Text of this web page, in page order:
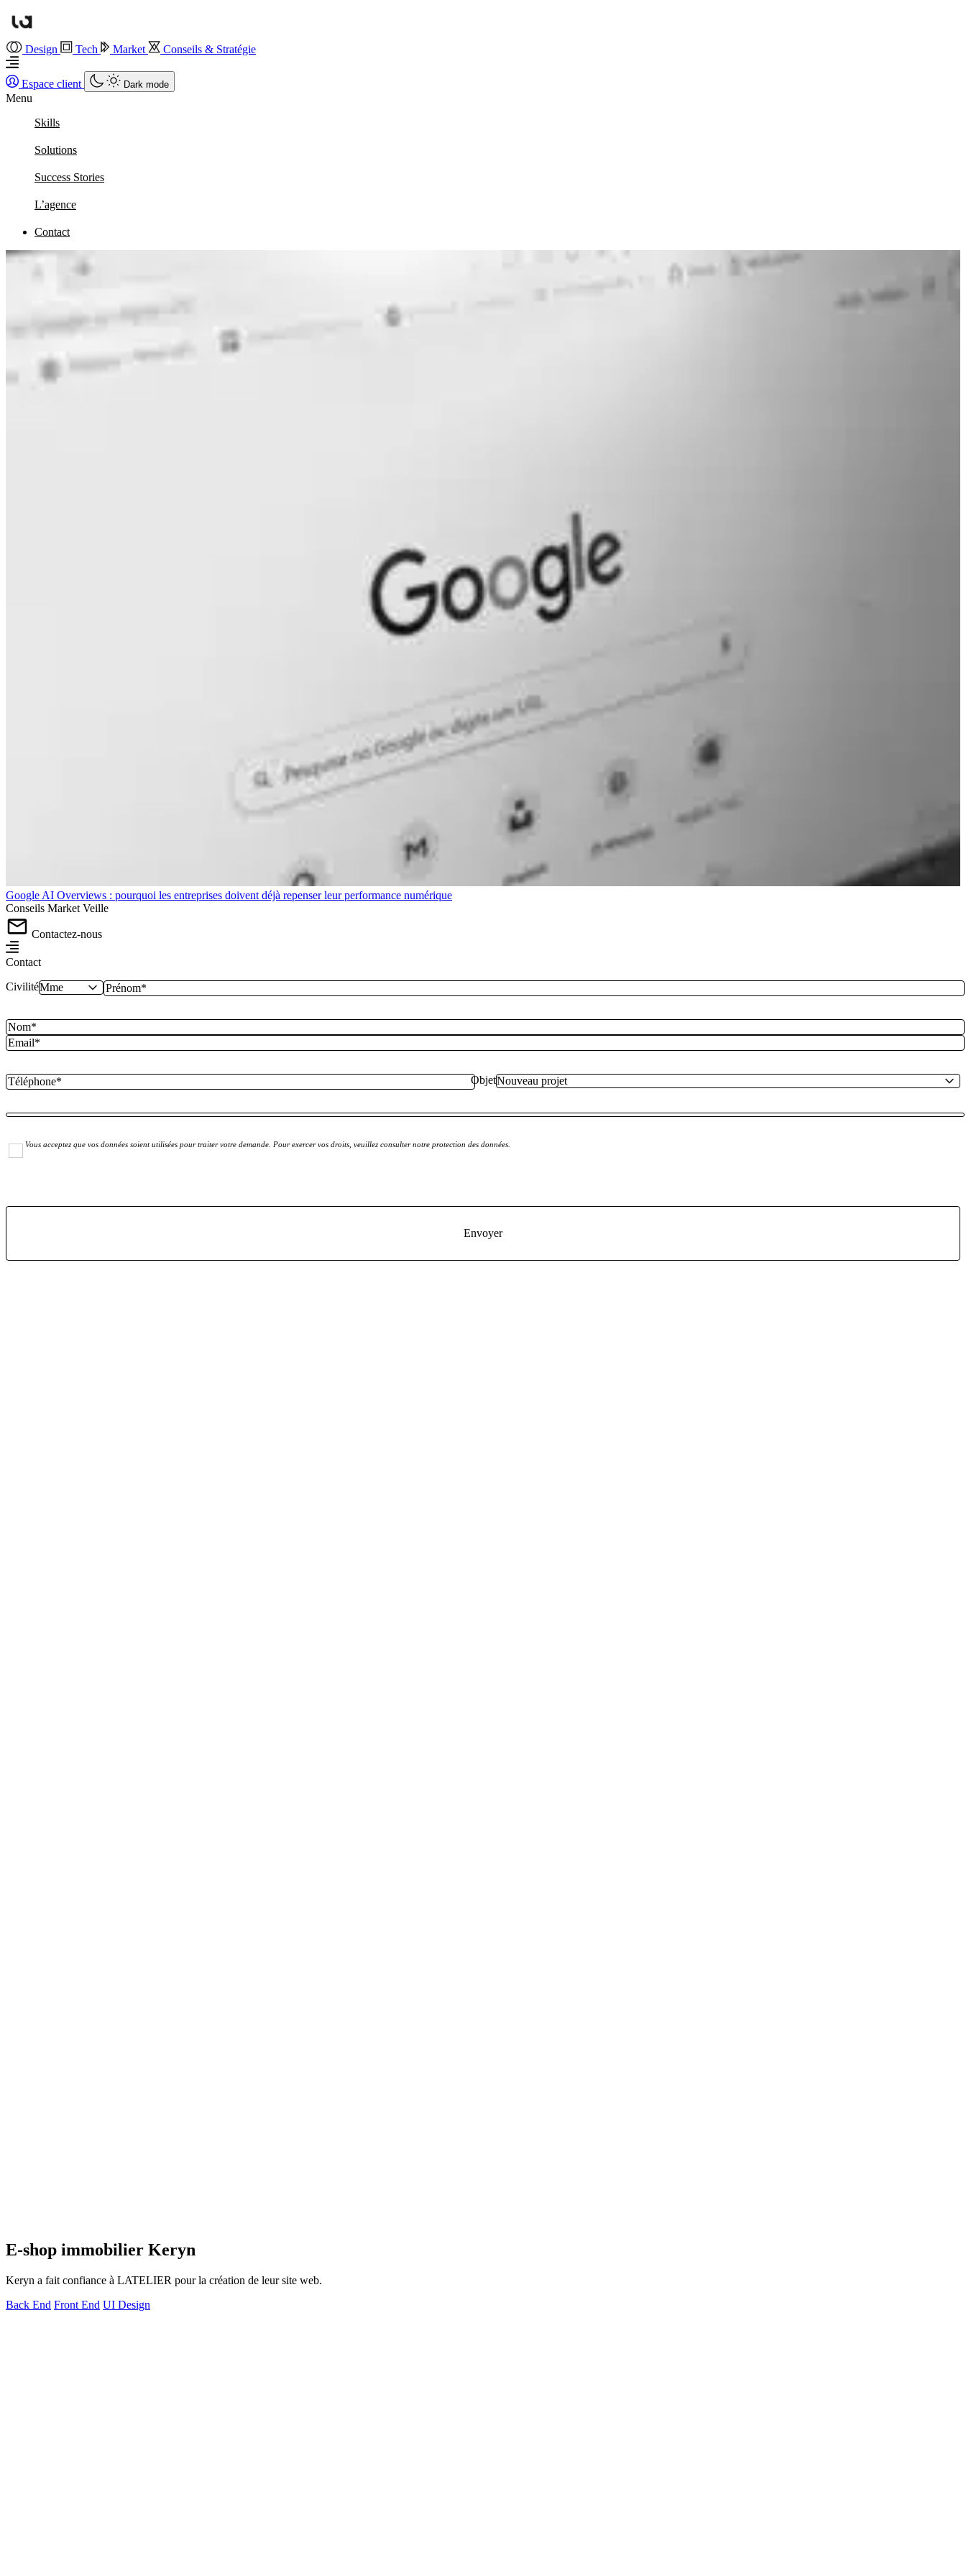
Design Tech Market Conseils & Stratégie
Espace client Dark mode
Menu
Skills
Solutions
Success Stories
L’agence
Contact
Google AI Overviews : pourquoi les entreprises doivent déjà repenser leur performance numérique
Conseils Market Veille
Contactez-nous
Contact
Civilité
Objet
Vous acceptez que vos données soient utilisées pour traiter votre demande. Pour exercer vos droits, veuillez consulter notre protection des données.
E-shop immobilier Keryn
Keryn a fait confiance à LATELIER pour la création de leur site web.
Back End Front End UI Design